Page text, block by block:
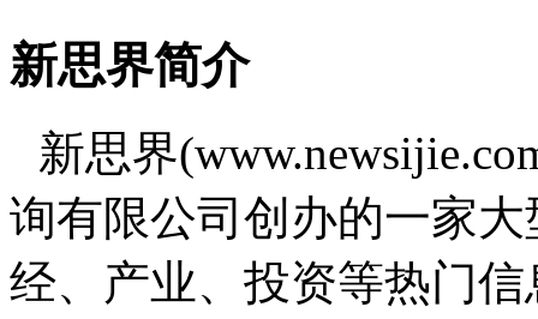
新思界简介
新思界
询有限公司创办的一家
经、产业、投资等热门